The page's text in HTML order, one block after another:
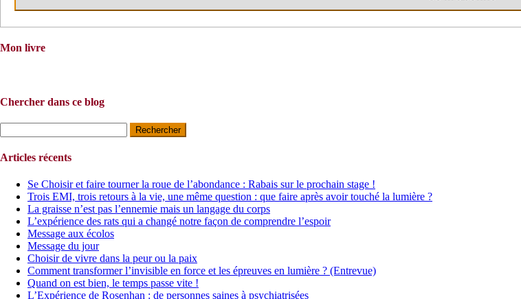
Mon livre
Chercher dans ce blog
Articles récents
Se Choisir et faire tourner la roue de l’abondance : Rabais sur le prochain stage !
Trois EMI, trois retours à la vie, une même question : que faire après avoir touché la lumière ?
La graisse n’est pas l’ennemie mais un langage du corps
L’expérience des rats qui a changé notre façon de comprendre l’espoir
Message aux écolos
Message du jour
Choisir de vivre dans la peur ou la paix
Comment transformer l’invisible en force et les épreuves en lumière ? (Entrevue)
Quand on est bien, le temps passe vite !
L’Expérience de Rosenhan : de personnes saines à psychiatrisées